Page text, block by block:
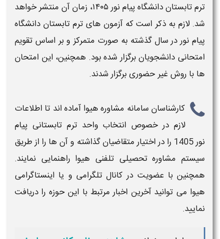
ترم تابستان دانشگاه پیام نور ۱۴۰۵، زمانآن منتشر خواهد
شد. لازم به ذکر است که آزمون هایترم تابستان دانشگاه
پیام نوردر سال گذشته به صورت متمرکز و بر اساس تقویم
امتحانی دانشجویان برگزار شده بود. همچنین، این امتحان
ها با روش غیر حضوری برگزار شدند.
کارشناسان سامانه مشاوره هیوا آماده اند تا اطلاعات
لازم در خصوص انتخاب واحد ترم تابستانی پیام
نور 1405
را در اختیار متقاضیان گذاشته و آن ها را از طریق
سیستم مشاوره تحصیلی تلفنی هیوا راهنمایی نمایند.
همچنین با عضویت در کانال تلگرامی و یا اینستاگرامی
هیوا می توانید آخرین اخبار مرتبط با این حوزه را دریافت
نمایید.